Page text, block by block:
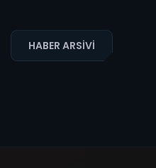
HABER ARSIVI